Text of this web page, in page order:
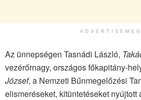
Az ünnepségen Tasnádi László,
vezérőrnagy, országos főkapitány-
József, a Nemzeti Bűnmegelőzési
elismeréseket, kitüntetéseket nyújtott